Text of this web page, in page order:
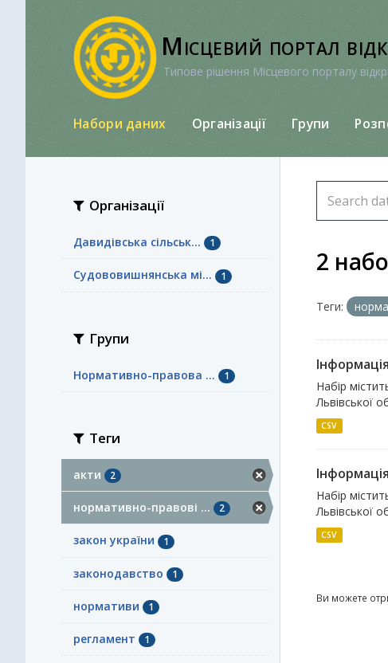
Місцевий портал
Типове рішення Місцевого порталу
Набори даних Організації Групи
Організації
Давидівська сільськ... 1
Судововишнянська мі... 1
Групи
Нормативно-правова ... 1
Теги
акти 2
нормативно-правові ... 2
закон україни 1
законодавство 1
нормативи 1
регламент 1
2
Теги:
Набір
Львівської
CSV
Набір
Львівської
CSV
Ви можете